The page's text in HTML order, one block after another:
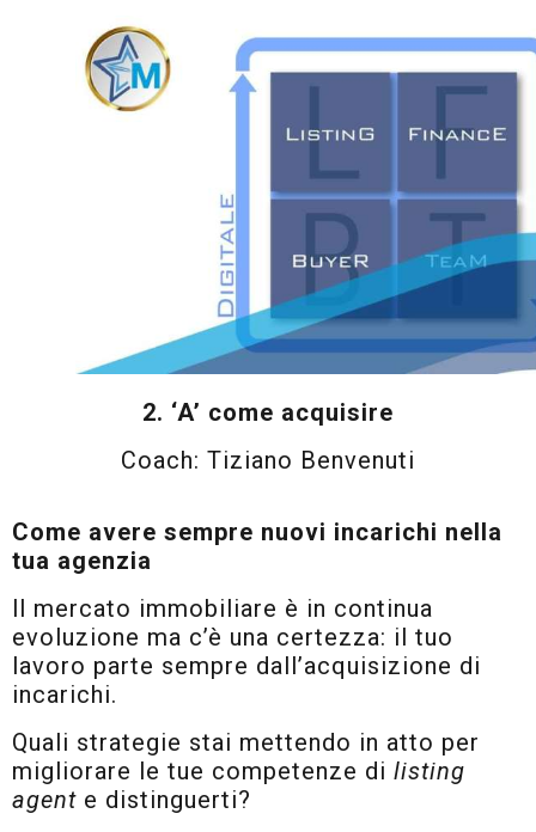
2. ‘A’ come acquisire
Coach: Tiziano Benvenuti
Come avere sempre nuovi incarichi nella
tua agenzia
ll mercato immobiliare è in continua
evoluzione ma c’è una certezza: il tuo
lavoro parte sempre dall’acquisizione di
incarichi.
Quali strategie stai mettendo in atto per
migliorare le tue competenze di listing
agent e distinguerti?